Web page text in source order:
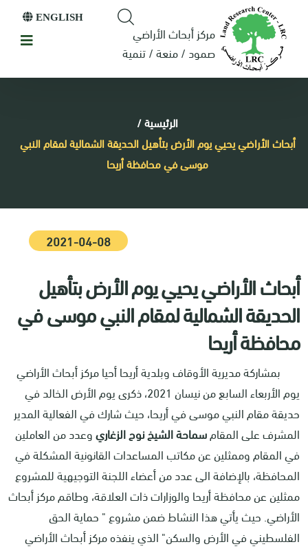
مركز أبحاث الأراضي
صمود / منعة / تنمية
ENGLISH
الرئيسية/
أبحاث الأراضي يحيي يوم الأرض بتأهيل الحديقة الشمالية لمقام النبي
موسى في محافظة أريحا
2021-04-08
أبحاث الأراضي يحيي يوم الأرض بتأهيل
الحديقة الشمالية لمقام النبي موسى في
محافظة أريحا
بمشاركة مديرية الأوقاف وبلدية أريحا أحيا مركز أبحاث الأراضي
يوم الأربعاء السابع من نيسان 2021، ذكرى يوم الأرض الخالد في
حديقة مقام النبي موسى في أريحا، حيث شارك في الفعالية المدير
المشرف على المقامسماحة الشيخ نوح الزغاريوعدد من العاملين
في المقام وممثلين عن مكاتب المساعدات القانونية المشكلة في
المحافظة، بالإضافة الى عدد من أعضاء اللجنة التوجيهية للمشروع
ممثلين عن محافظة أريحا والوزارات ذات العلاقة، وطاقم مركز أبحاث
الأراضي. حيث يأتي هذا النشاط ضمن مشروع " حماية الحق
الفلسطيني في الأرض والسكن" الذي ينفذه مركز أبحاث الأراضي